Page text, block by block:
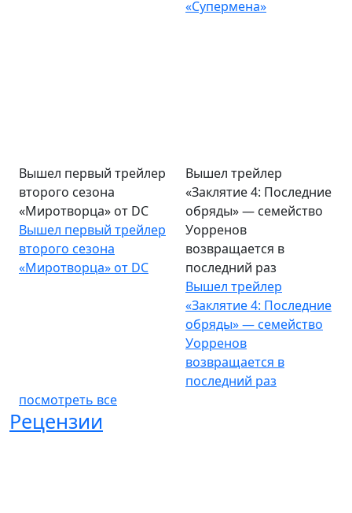
«Супермена»
Вышел первый трейлер
второго сезона
«Миротворца» от DC
Вышел первый трейлер
второго сезона
«Миротворца» от DC
Вышел трейлер
«Заклятие 4: Последние
обряды» — семейство
Уорренов
возвращается в
последний раз
Вышел трейлер
«Заклятие 4: Последние
обряды» — семейство
Уорренов
возвращается в
последний раз
посмотреть все
Рецензии